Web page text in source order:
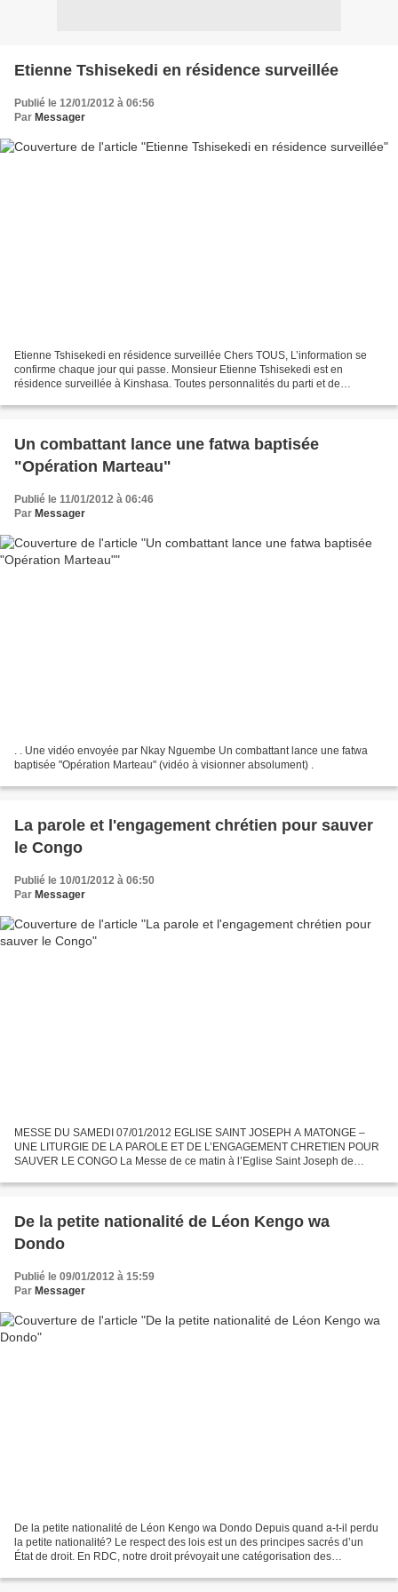
Etienne Tshisekedi en résidence surveillée
Publié le 12/01/2012 à 06:56
Par Messager
Etienne Tshisekedi en résidence surveillée Chers TOUS, L’information se
confirme chaque jour qui passe. Monsieur Etienne Tshisekedi est en
résidence surveillée à Kinshasa. Toutes personnalités du parti et de
Un combattant lance une fatwa baptisée
"Opération Marteau"
Publié le 11/01/2012 à 06:46
Par Messager
. . Une vidéo envoyée par Nkay Nguembe Un combattant lance une fatwa
baptisée "Opération Marteau" (vidéo à visionner absolument) .
La parole et l'engagement chrétien pour sauver
le Congo
Publié le 10/01/2012 à 06:50
Par Messager
MESSE DU SAMEDI 07/01/2012 EGLISE SAINT JOSEPH A MATONGE –
UNE LITURGIE DE LA PAROLE ET DE L’ENGAGEMENT CHRETIEN POUR
SAUVER LE CONGO La Messe de ce matin à l’Eglise Saint Joseph de
16...
De la petite nationalité de Léon Kengo wa
Dondo
Publié le 09/01/2012 à 15:59
Par Messager
De la petite nationalité de Léon Kengo wa Dondo Depuis quand a-t-il perdu
la petite nationalité? Le respect des lois est un des principes sacrés d’un
État de droit. En RDC, notre droit prévoyait une catégorisation des